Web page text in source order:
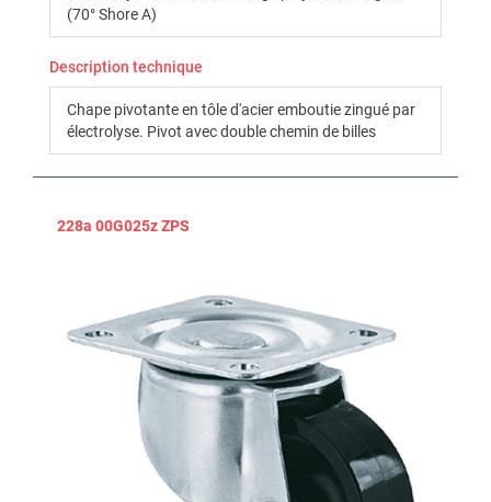
(70° Shore A)
Description technique
Chape pivotante en tôle d'acier emboutie zingué par
électrolyse. Pivot avec double chemin de billes
228a 00G025z ZPS